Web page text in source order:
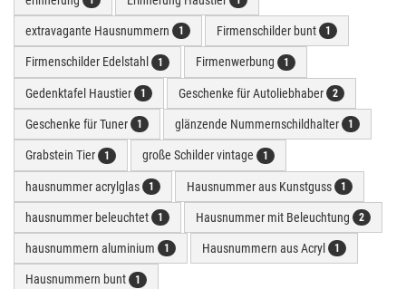
extravagante Hausnummern 1 Firmenschilder bunt 1
Firmenschilder Edelstahl 1 Firmenwerbung 1
Gedenktafel Haustier 1 Geschenke für Autoliebhaber 2
Geschenke für Tuner 1 glänzende Nummernschildhalter 1
Grabstein Tier 1 große Schilder vintage 1
hausnummer acrylglas 1 Hausnummer aus Kunstguss 1
hausnummer beleuchtet 1 Hausnummer mit Beleuchtung 2
hausnummern aluminium 1 Hausnummern aus Acryl 1
Hausnummern bunt 1